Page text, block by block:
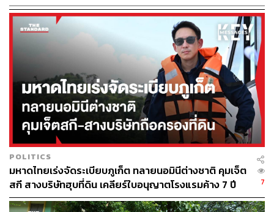
ประเภท
“หากมีการทุจริต จะต้องดำเนินการอย่างเต็มที่ รัฐบาลของผม
เพิ่งยึดทรัพย์สแกมเมอร์มูลค่ากว่า 40,000 ล้านบาท รวมทั้ง
สามารถยึดยาเสพติดได้มากที่สุดเป็นประวัติการณ์ มีการเร่ง
ปราบปรามและขยายผลไปยังเครือข่าย รวมถึงดำเนินคดีด้าน
การฟอกเงินอย่างจริงจัง”
นายกรัฐมนตรีกล่าวว่า สิ่งเหล่านี้สะท้อนให้เห็นว่าหน่วยงาน
ที่เกี่ยวข้องกับรัฐบาลทำงานร่วมกันเป็นหนึ่งเดียว และไม่มี
ความกังวลต่ออิทธิพลใด ๆ แม้แต่คำว่าผู้มีอิทธิพลตนยัง
เปลี่ยนให้เรียกว่า อันธพาล เพื่อแสดงจุดยืนที่ชัดเจนว่ารัฐบาล
ถือว่าคนกลุ่มนี้เป็นศัตรูของสังคม
POLITICS
มหาดไทยเร่งจัดระเบียบภูเก็ต ทลายนอมินีต่างชาติ คุมเจ็ต
สกี สางบริษัทฮุบที่ดิน เคลียร์ใบอนุญาตโรงแรมค้าง 7 ปี
7